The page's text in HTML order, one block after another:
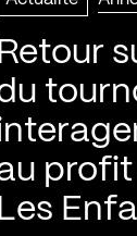
Retour
Les